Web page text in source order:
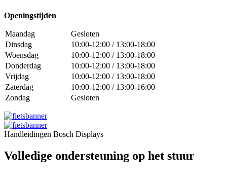
Openingstijden
Maandag
Gesloten
Dinsdag
10:00-12:00 / 13:00-18:00
Woensdag
10:00-12:00 / 13:00-18:00
Donderdag
10:00-12:00 / 13:00-18:00
Vrijdag
10:00-12:00 / 13:00-18:00
Zaterdag
10:00-12:00 / 13:00-16:00
Zondag
Gesloten
Handleidingen Bosch Displays
Volledige ondersteuning op het stuur